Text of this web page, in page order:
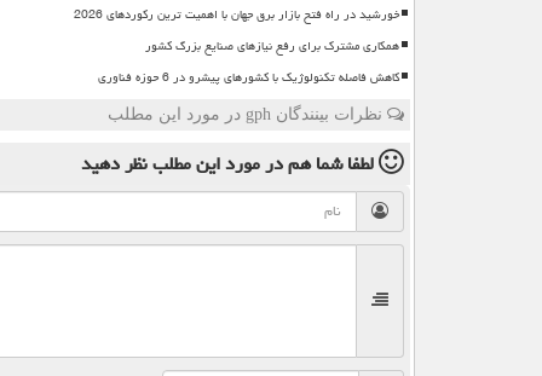
خورشید در راه فتح بازار برق جهان با اهمیت ترین رکوردهای 2026
همکاری مشترک برای رفع نیازهای صنایع بزرگ کشور
کاهش فاصله تکنولوژیک با کشورهای پیشرو در 6 حوزه فناوری
نظرات بینندگان gph در مورد این مطلب
لطفا شما همدر مورد این مطلبنظر دهید